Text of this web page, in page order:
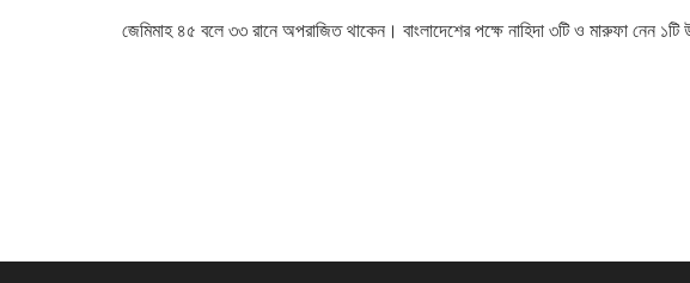
জেমিমাহ ৪৫ বলে ৩৩ রানে অপরাজিত থাকেন। বাংলাদেশের পক্ষে নাহিদা ৩টি ও মারুফা নেন